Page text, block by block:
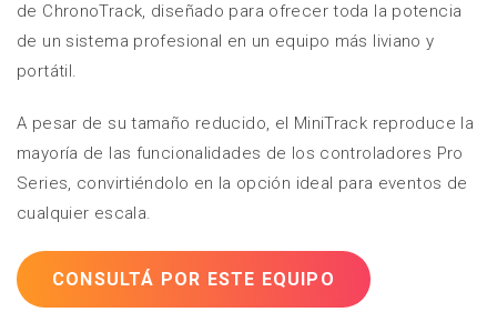
de ChronoTrack, diseñado para ofrecer toda la potencia
de un sistema profesional en un equipo más liviano y
portátil.
A pesar de su tamaño reducido, el MiniTrack reproduce la
mayoría de las funcionalidades de los controladores Pro
Series, convirtiéndolo en la opción ideal para eventos de
cualquier escala.
CONSULTÁ POR ESTE EQUIPO